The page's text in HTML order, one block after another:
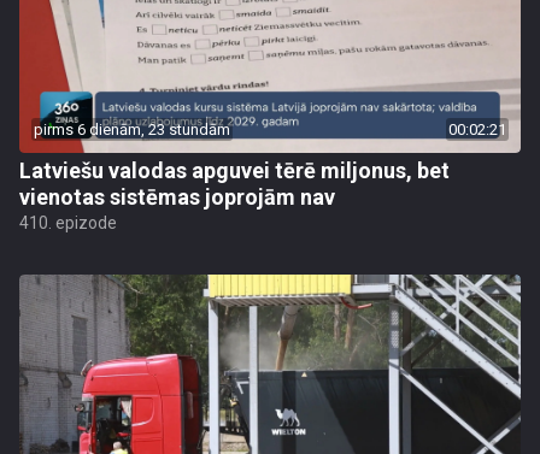
pirms 6 dienām, 23 stundām 00:02:21
Latviešu valodas apguvei tērē miljonus, bet
vienotas sistēmas joprojām nav
410. epizode